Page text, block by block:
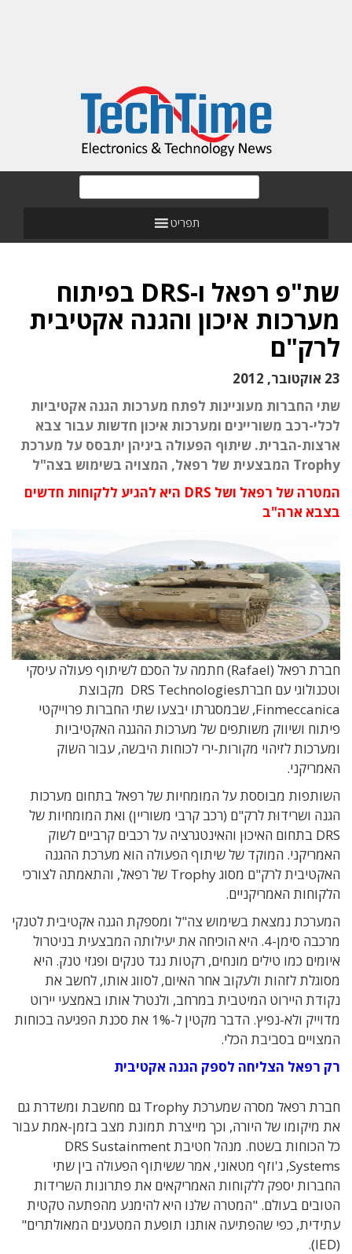
תפריט
שת"פ רפאל ו-DRS בפיתוח
מערכות איכון והגנה אקטיבית
לרק"ם
23 אוקטובר, 2012
שתי החברות מעוניינות לפתח מערכות הגנה אקטיביות
לכלי-רכב משוריינים ומערכות איכון חדשות עבור צבא
ארצות-הברית. שיתוף הפעולה ביניהן יתבסס על מערכת
Trophy המבצעית של רפאל, המצויה בשימוש בצה"ל
המטרה של רפאל ושל DRS היא להגיע ללקוחות חדשים
בצבא ארה"ב
חברת רפאל (Rafael) חתמה על הסכם לשיתוף פעולה עיסקי
וטכנולוגי עם חברתDRS Technologies מקבוצת
Finmeccanica, שבמסגרתו יבצעו שתי החברות פרוייקטי
פיתוח ושיווק משותפים של מערכות ההגנה האקטיביות
ומערכות לזיהוי מקורות-ירי לכוחות היבשה, עבור השוק
האמריקני.
השותפות מבוססת על המומחיות של רפאל בתחום מערכות
הגנה ושרידוּת לרק"ם (רכב קרבי משוריין) ואת המומחיות של
DRS בתחום האיכוּן והאינטגרציה על רכבים קרביים לשוק
האמריקני. המוקד של שיתוף הפעולה הוא מערכת ההגנה
האקטיבית לרק"ם מסוג Trophy של רפאל, והתאמתה לצורכי
הלקוחות האמריקניים.
המערכת נמצאת בשימוש צה"ל ומספקת הגנה אקטיבית לטנקי
מרכבה סימן-4. היא הוכיחה את יעילותה המבצעית בניטרול
איומים כמו טילים מונחים, רקטות נגד טנקים ופגזי טנק. היא
מסוגלת לזהות ולעקוב אחר האיום, לסווג אותו, לחשב את
נקודת היירוט המיטבית במרחב, ולנטרל אותו באמצעי יירוט
מדוייק ולא-נפיץ. הדבר מקטין ל-1% את סכנת הפגיעה בכוחות
המצויים בסביבת הכלי.
רק רפאל הצליחה לספק הגנה אקטיבית
חברת רפאל מסרה שמערכת Trophy גם מחשבת ומשדרת גם
את מיקומו של היורה, וכך מייצרת תמונת מצב בזמן-אמת עבור
כל הכוחות בשטח. מנהל חטיבת DRS Sustainment
Systems, ג'וזף מטאוני, אמר ששיתוף הפעולה בין שתי
החברות יספק ללקוחות האמריקאים את פתרונות השרידות
הטובים בעולם. "המטרה שלנו היא להימנע מהפתעה טקטית
עתידית, כפי שהפתיעה אותנו תופעת המטענים המאולתרים"
(IED).